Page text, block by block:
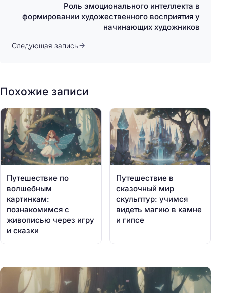
Роль эмоционального интеллекта в
формировании художественного восприятия у
начинающих художников
Следующая запись
Похожие записи
Путешествие по
волшебным
картинкам:
познакомимся с
живописью через игру
и сказки
Путешествие в
сказочный мир
скульптур: учимся
видеть магию в камне
и гипсе